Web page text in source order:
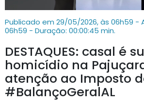
Publicado em 29/05/2026, às 06h59 -
06h59 - Duração: 00:00:45 min.
DESTAQUES: casal é
homicídio na
atenção ao Imposto
#BalançoGeralAL